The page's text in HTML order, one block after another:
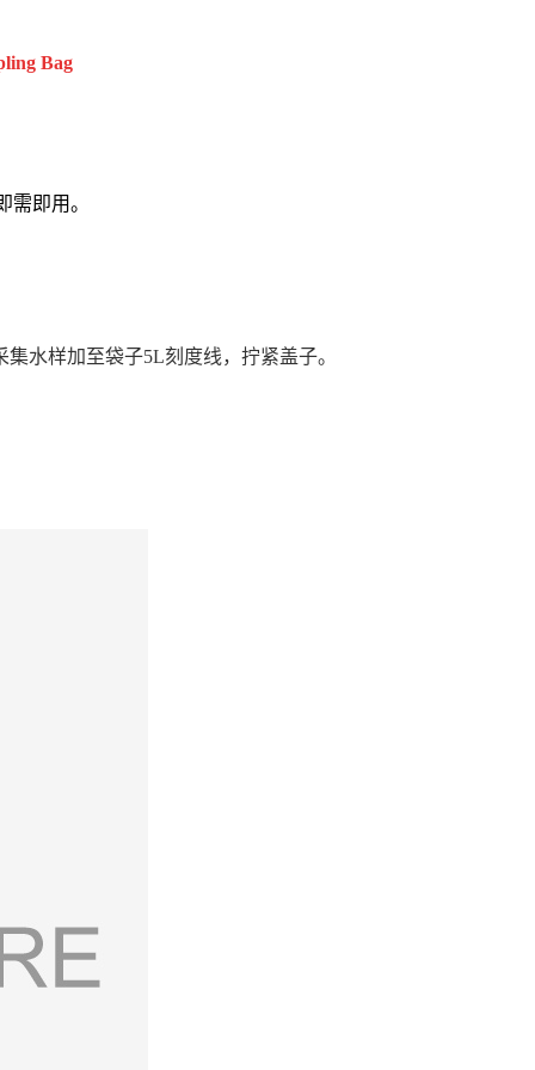
Bag
需即用。
水样加至袋子5L刻度线，拧紧盖子。